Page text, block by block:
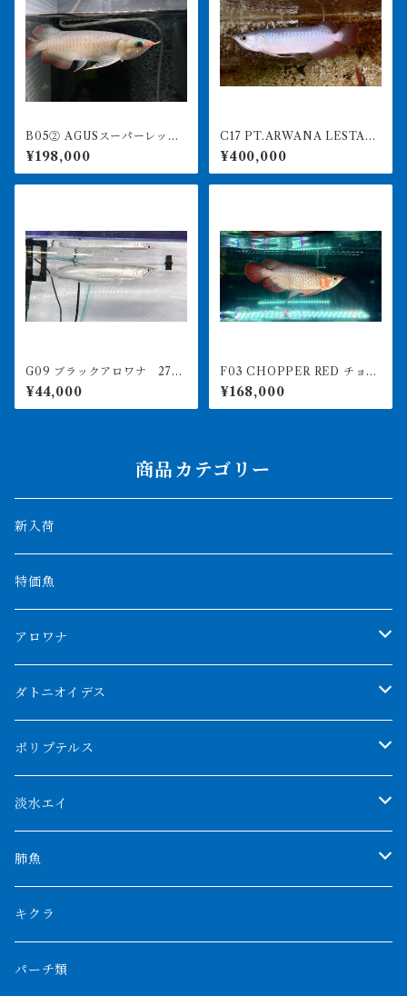
B05② AGUSスーパーレッド
F4 20㎝前後 PT.ARWANA
LESTARI アジアアロワナ 紅
龍 260-005129
¥198,000
C17 PT.ARWANA LESTARI
最高峰紅龍 アブソリュート
レッド 17㎝前後 260-005
156 アグスファーム
¥400,000
G09 ブラックアロワナ 27㎝
前後 人工飼料食べます
¥44,000
F03 CHOPPER RED チョッ
パーレッド 25㎝前後 BILLY
-KENオリジナル アジアアロ
ワナ 紅龍ショート 250-00
¥168,000
商品カテゴリー
新入荷
特価魚
アロワナ
クンパイ
アブソリュートレッド
AGUS スーパーレッドF4
特殊アロワナ
厳選 過背金龍
フルゴールデンクロスバック
BILLY-KENオリジナルブランド紅龍
ダトニオイデス
シャムタイガー
特殊ダトニオ
ダトニオプラスワン
リアルバンド
フォークバンド
フォーバータイガー
メニーバータイガー
ポリプテルス
モンスターポリプ
特殊ポリプ
プラチナ個体
ショート個体
ハイブリッドポリプ
エンドリケリー
淡水エイ
シナガワダイヤ
ダイヤモンドポルカ
クロコダイル
肺魚
ネオケラ
その他肺魚
キクラ
パーチ類